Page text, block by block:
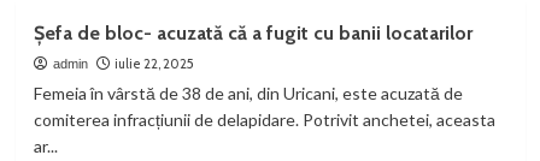
atenția
asupra
în
spațiile
acuzat
de
trafic
de
persoane.
Șefa de bloc- acuzată că a fugit cu banii locatarilor
admin iulie 22, 2025
Femeia în vârstă de 38 de ani, din Uricani, este acuzată de
comiterea infracțiunii de delapidare. Potrivit anchetei, aceasta
ar...